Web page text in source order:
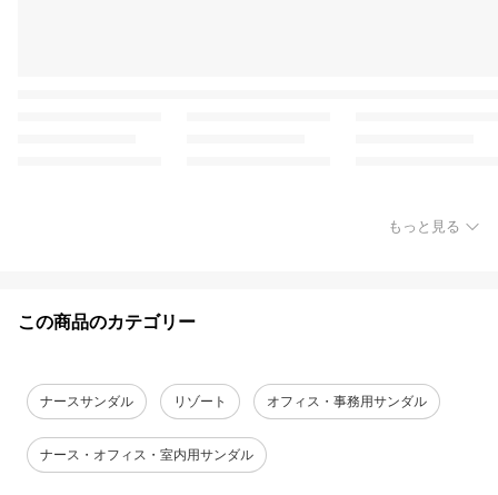
もっと見る
この商品のカテゴリー
ナースサンダル リゾート オフィス・事務用サンダル
ナース・オフィス・室内用サンダル